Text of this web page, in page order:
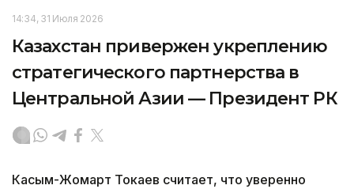
14:34, 31 Июля 2026
Казахстан привержен укреплению
стратегического партнерства в
Центральной Азии — Президент РК
Касым-Жомарт Токаев считает, что уверенно